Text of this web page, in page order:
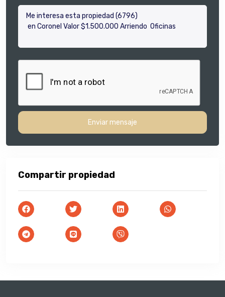
Enviar mensaje
Compartir propiedad